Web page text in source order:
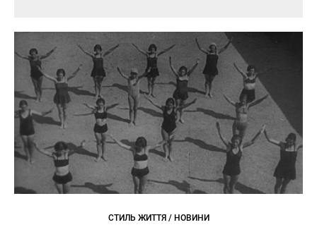
СТИЛЬ ЖИТТЯ / НОВИНИ